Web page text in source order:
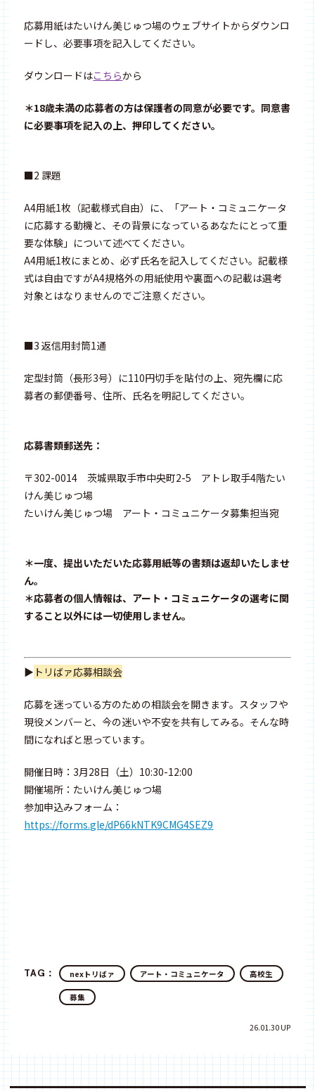
応募用紙はたいけん美じゅつ場のウェブサイトからダウンロ
ードし、必要事項を記入してください。
ダウンロードはこちらから
＊18歳未満の応募者の方は保護者の同意が必要です。同意書
に必要事項を記入の上、押印してください。
■2 課題
A4用紙1枚（記載様式自由）に、「アート・コミュニケータ
に応募する動機と、その背景になっているあなたにとって重
要な体験」について述べてください。
A4用紙1枚にまとめ、必ず氏名を記入してください。記載様
式は自由ですがA4規格外の用紙使用や裏面への記載は選考
対象とはなりませんのでご注意ください。
■3 返信用封筒1通
定型封筒（長形3号）に110円切手を貼付の上、宛先欄に応
募者の郵便番号、住所、氏名を明記してください。
応募書類郵送先：
〒302-0014 茨城県取手市中央町2-5 アトレ取手4階たい
けん美じゅつ場
たいけん美じゅつ場 アート・コミュニケータ募集担当宛
＊一度、提出いただいた応募用紙等の書類は返却いたしませ
ん。
＊応募者の個人情報は、アート・コミュニケータの選考に関
すること以外には一切使用しません。
▶ トリばァ応募相談会
応募を迷っている方のための相談会を開きます。スタッフや
現役メンバーと、今の迷いや不安を共有してみる。そんな時
間になればと思っています。
開催日時：3月28日（土）10:30-12:00
開催場所：たいけん美じゅつ場
参加申込みフォーム：
https://forms.gle/dP66kNTK9CMG4SEZ9
TAG： nexトリばァ アート・コミュニケータ 高校生
募集
26.01.30 UP